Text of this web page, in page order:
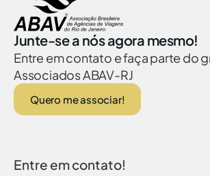
Junte-se a nós agora mesmo!
Entre em contato e faça parte do
Associados ABAV-RJ
Quero me associar!
Entre em contato!